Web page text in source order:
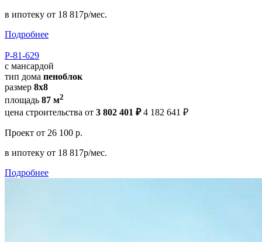
в ипотеку от 18 817р/мес.
Подробнее
Р-81-629
с мансардой
тип дома пеноблок
размер 8x8
площадь 87 м2
цена строительства от 3 802 401 ₽ 4 182 641 ₽
Проект от 26 100 р.
в ипотеку от 18 817р/мес.
Подробнее